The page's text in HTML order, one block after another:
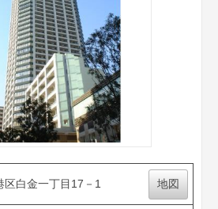
区白金一丁目17－1 地図